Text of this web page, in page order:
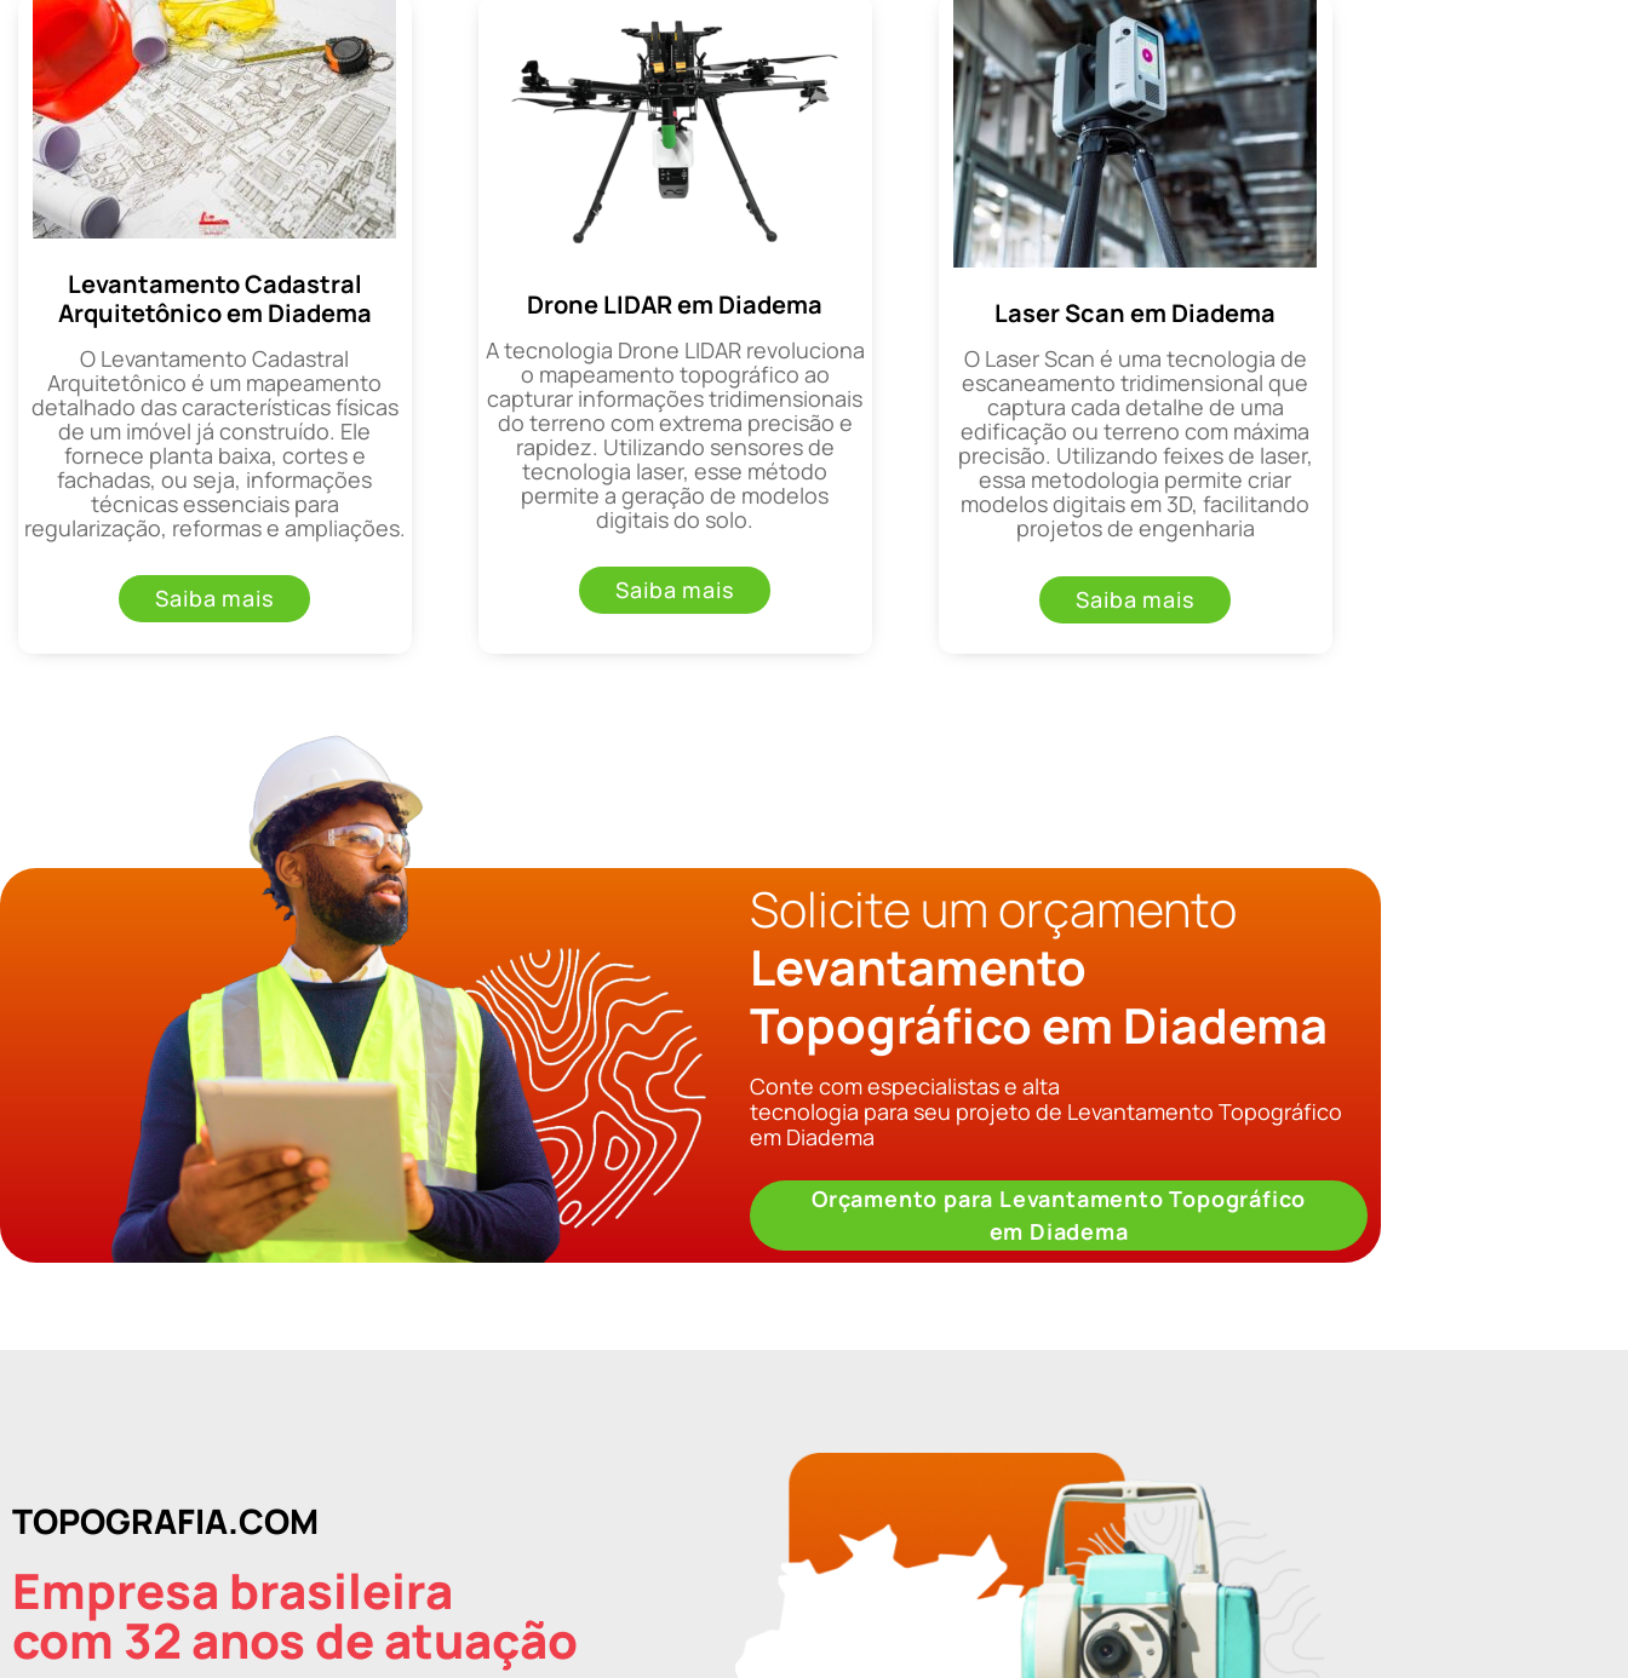
Levantamento Cadastral
Arquitetônico em Diadema
O Levantamento Cadastral
Arquitetônico é um mapeamento
detalhado das características físicas
de um imóvel já construído. Ele
fornece planta baixa, cortes e
fachadas, ou seja, informações
técnicas essenciais para
regularização, reformas e ampliações.
Saiba mais
Drone LIDAR em Diadema
A tecnologia Drone LIDAR revoluciona
o mapeamento topográfico ao
capturar informações tridimensionais
do terreno com extrema precisão e
rapidez. Utilizando sensores de
tecnologia laser, esse método
permite a geração de modelos
digitais do solo.
Saiba mais
Laser Scan em Diadema
O Laser Scan é uma tecnologia de
escaneamento tridimensional que
captura cada detalhe de uma
edificação ou terreno com máxima
precisão. Utilizando feixes de laser,
essa metodologia permite criar
modelos digitais em 3D, facilitando
projetos de engenharia
Saiba mais
Solicite um orçamento
Levantamento
Topográfico em Diadema
Conte com especialistas e alta
tecnologia para seu projeto de Levantamento Topográfico
em Diadema
Orçamento para Levantamento Topográfico
em Diadema
TOPOGRAFIA.COM
Empresa brasileira
com 32 anos de atuação